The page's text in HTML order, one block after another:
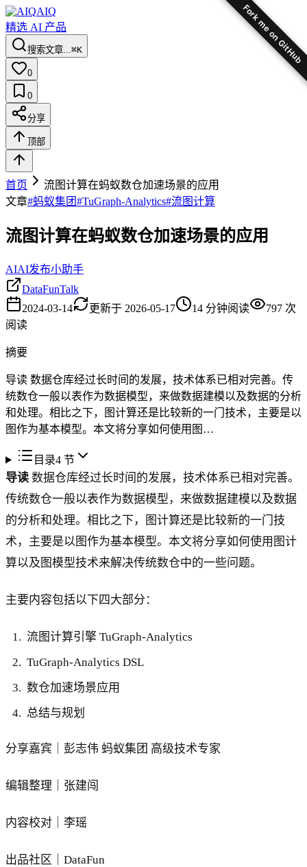
Fork me on GitHub
AIQ
精选 AI 产品
搜索文章...⌘K
0
0
分享
顶部
首页
流图计算在蚂蚁数仓加速场景的应用
文章#蚂蚁集团#TuGraph-Analytics#流图计算
流图计算在蚂蚁数仓加速场景的应用
AIAI发布小助手
DataFunTalk
2024-03-14
更新于 2026-05-17 14 分钟阅读 797 次
阅读
摘要
导读 数据仓库经过长时间的发展，技术体系已相对完善。传
统数仓一般以表作为数据模型，来做数据建模以及数据的分析
和处理。相比之下，图计算还是比较新的一门技术，主要是以
图作为基本模型。本文将分享如何使用图…
目录4节
导读 数据仓库经过长时间的发展，技术体系已相对完善。
传统数仓一般以表作为数据模型，来做数据建模以及数据
的分析和处理。相比之下，图计算还是比较新的一门技
术，主要是以图作为基本模型。本文将分享如何使用图计
算以及图模型技术来解决传统数仓中的一些问题。
主要内容包括以下四大部分：
流图计算引擎 TuGraph-Analytics
TuGraph-Analytics DSL
数仓加速场景应用
总结与规划
分享嘉宾｜彭志伟 蚂蚁集团 高级技术专家
编辑整理｜张建闯
内容校对｜李瑶
出品社区｜DataFun